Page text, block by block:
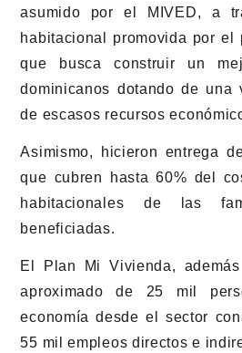
asumido por el MIVED, a
habitacional promovida por el
que busca construir un
dominicanos dotando de una
de escasos recursos
Asimismo, hicieron entrega
que cubren hasta 60% del
habitacionales de las
beneficiadas.
El Plan Mi Vivienda,
aproximado de 25 mil
economía desde el sector
55 mil empleos directos e